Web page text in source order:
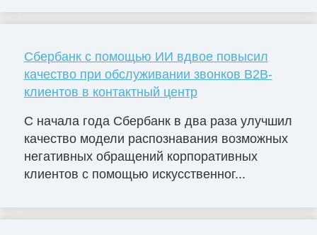
Сбербанк с помощью ИИ вдвое повысил
качество при обслуживании звонков B2B-
клиентов в контактный центр
С начала года Сбербанк в два раза улучшил
качество модели распознавания возможных
негативных обращений корпоративных
клиентов с помощью искусственног...